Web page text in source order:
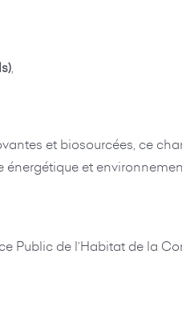
,
et biosourcées, ce
et
Public de l’Habitat de la